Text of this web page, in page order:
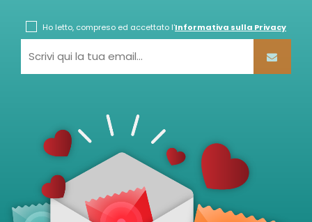
Ho letto, compreso ed accettato l'Informativa sulla Privacy